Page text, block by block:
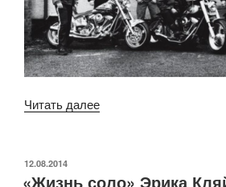
Читать далее«Hell’s
and
ОПУБЛИКОВАНО
12.08.2014
«Жизнь соло» Эрика